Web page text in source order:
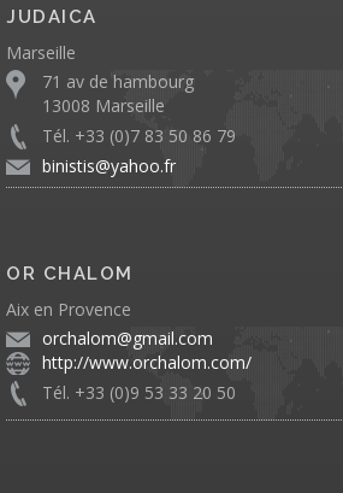
JUDAICA
Marseille
71 av de hambourg
13008 Marseille
Tél. +33 (0)7 83 50 86 79
binistis@yahoo.fr
OR CHALOM
Aix en Provence
orchalom@gmail.com
http://www.orchalom.com/
Tél. +33 (0)9 53 33 20 50